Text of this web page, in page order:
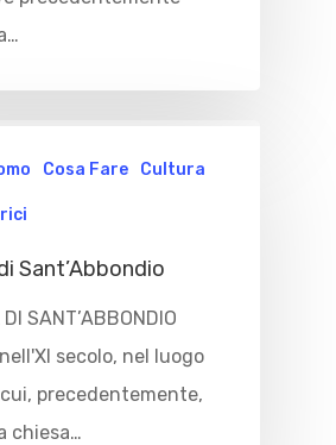
Cosa Fare Cultura
Sant’Abbondio
SANT’ABBONDIO
secolo, nel luogo
precedentemente,
chiesa…